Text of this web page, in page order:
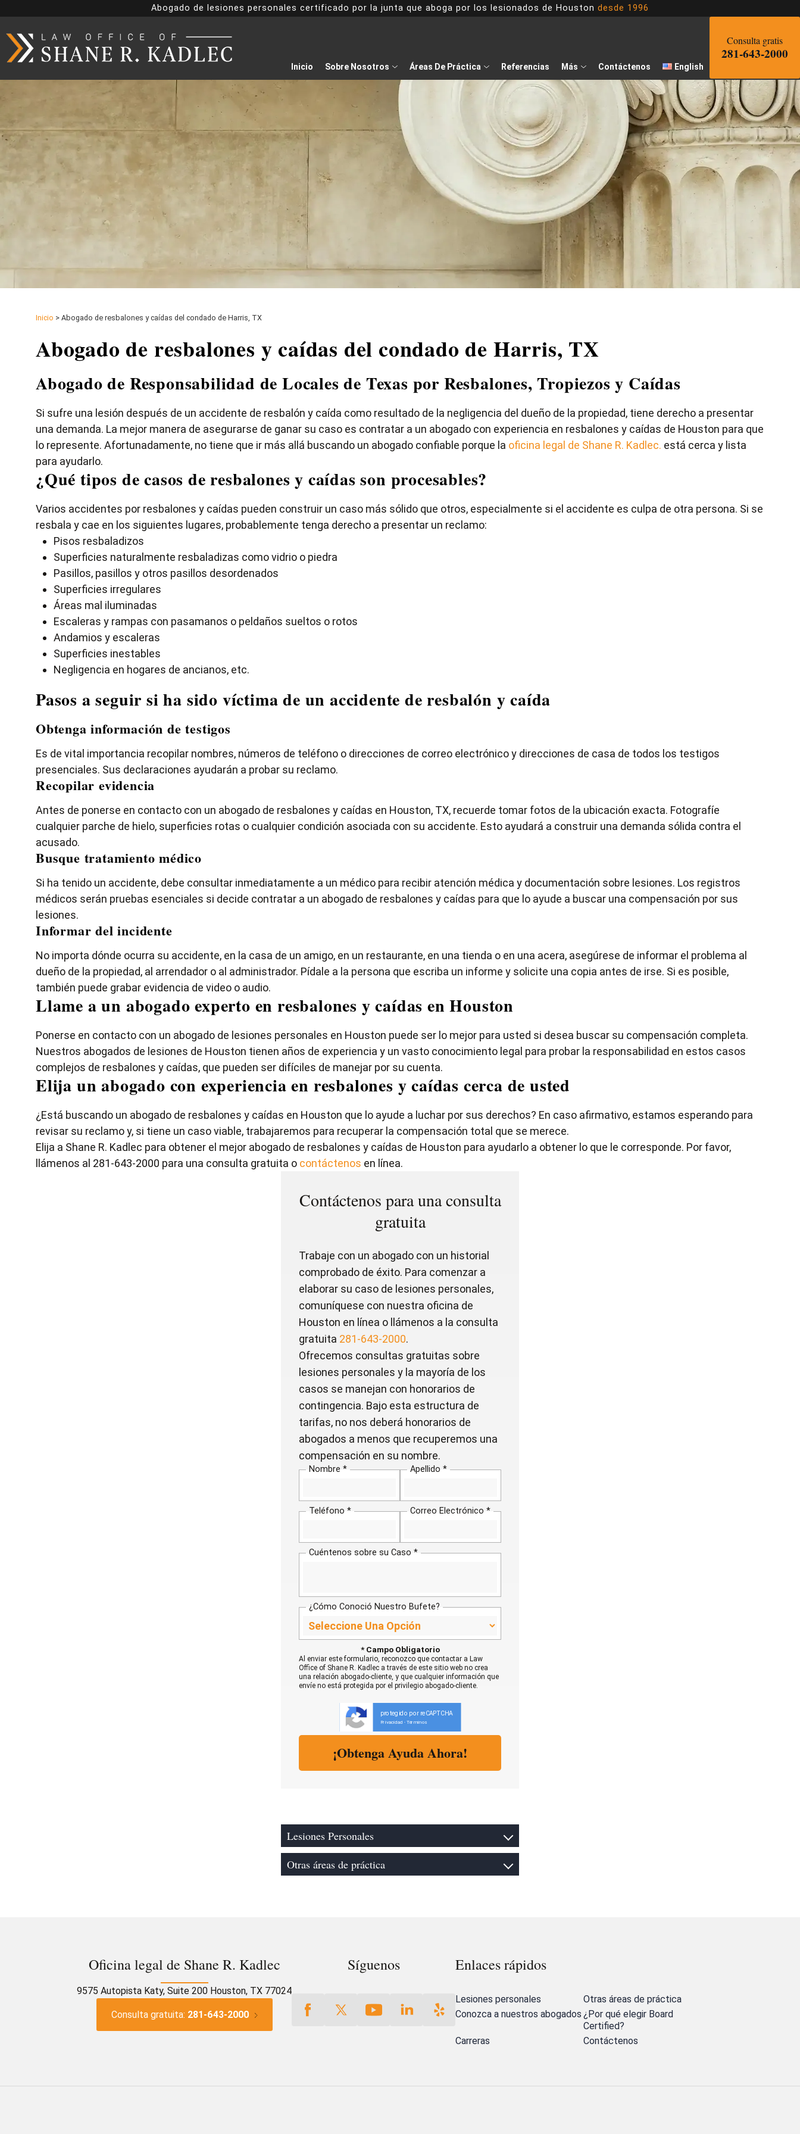
Abogado de lesiones personales certificado por la junta que aboga por los lesionados de Houston desde 1996
Inicio Sobre Nosotros Áreas De Práctica Referencias Más Contáctenos English
Consulta gratis
281-643-2000
Inicio > Abogado de resbalones y caídas del condado de Harris, TX
Abogado de resbalones y caídas del condado de Harris, TX
Abogado de Responsabilidad de Locales de Texas por Resbalones, Tropiezos y Caídas
Si sufre una lesión después de un accidente de resbalón y caída como resultado de la negligencia del dueño de la propiedad, tiene derecho a presentar
una demanda. La mejor manera de asegurarse de ganar su caso es contratar a un abogado con experiencia en resbalones y caídas de Houston para que
lo represente. Afortunadamente, no tiene que ir más allá buscando un abogado confiable porque la oficina legal de Shane R. Kadlec. está cerca y lista
para ayudarlo.
¿Qué tipos de casos de resbalones y caídas son procesables?
Varios accidentes por resbalones y caídas pueden construir un caso más sólido que otros, especialmente si el accidente es culpa de otra persona. Si se
resbala y cae en los siguientes lugares, probablemente tenga derecho a presentar un reclamo:
Pisos resbaladizos
Superficies naturalmente resbaladizas como vidrio o piedra
Pasillos, pasillos y otros pasillos desordenados
Superficies irregulares
Áreas mal iluminadas
Escaleras y rampas con pasamanos o peldaños sueltos o rotos
Andamios y escaleras
Superficies inestables
Negligencia en hogares de ancianos, etc.
Pasos a seguir si ha sido víctima de un accidente de resbalón y caída
Obtenga información de testigos
Es de vital importancia recopilar nombres, números de teléfono o direcciones de correo electrónico y direcciones de casa de todos los testigos
presenciales. Sus declaraciones ayudarán a probar su reclamo.
Recopilar evidencia
Antes de ponerse en contacto con un abogado de resbalones y caídas en Houston, TX, recuerde tomar fotos de la ubicación exacta. Fotografíe
cualquier parche de hielo, superficies rotas o cualquier condición asociada con su accidente. Esto ayudará a construir una demanda sólida contra el
acusado.
Busque tratamiento médico
Si ha tenido un accidente, debe consultar inmediatamente a un médico para recibir atención médica y documentación sobre lesiones. Los registros
médicos serán pruebas esenciales si decide contratar a un abogado de resbalones y caídas para que lo ayude a buscar una compensación por sus
lesiones.
Informar del incidente
No importa dónde ocurra su accidente, en la casa de un amigo, en un restaurante, en una tienda o en una acera, asegúrese de informar el problema al
dueño de la propiedad, al arrendador o al administrador. Pídale a la persona que escriba un informe y solicite una copia antes de irse. Si es posible,
también puede grabar evidencia de video o audio.
Llame a un abogado experto en resbalones y caídas en Houston
Ponerse en contacto con un abogado de lesiones personales en Houston puede ser lo mejor para usted si desea buscar su compensación completa.
Nuestros abogados de lesiones de Houston tienen años de experiencia y un vasto conocimiento legal para probar la responsabilidad en estos casos
complejos de resbalones y caídas, que pueden ser difíciles de manejar por su cuenta.
Elija un abogado con experiencia en resbalones y caídas cerca de usted
¿Está buscando un abogado de resbalones y caídas en Houston que lo ayude a luchar por sus derechos? En caso afirmativo, estamos esperando para
revisar su reclamo y, si tiene un caso viable, trabajaremos para recuperar la compensación total que se merece.
Elija a Shane R. Kadlec para obtener el mejor abogado de resbalones y caídas de Houston para ayudarlo a obtener lo que le corresponde. Por favor,
llámenos al 281-643-2000 para una consulta gratuita o contáctenos en línea.
Contáctenos para una consulta
gratuita
Trabaje con un abogado con un historial
comprobado de éxito. Para comenzar a
elaborar su caso de lesiones personales,
comuníquese con nuestra oficina de
Houston en línea o llámenos a la consulta
gratuita 281-643-2000.
Ofrecemos consultas gratuitas sobre
lesiones personales y la mayoría de los
casos se manejan con honorarios de
contingencia. Bajo esta estructura de
tarifas, no nos deberá honorarios de
abogados a menos que recuperemos una
compensación en su nombre.
Nombre * Apellido *
Teléfono * Correo Electrónico *
Cuéntenos sobre su Caso *
¿Cómo Conoció Nuestro Bufete?
* Campo Obligatorio
Al enviar este formulario, reconozco que contactar a Law
Office of Shane R. Kadlec a través de este sitio web no crea
una relación abogado-cliente, y que cualquier información que
envíe no está protegida por el privilegio abogado-cliente.
protegido por reCAPTCHA
Privacidad - Términos
Lesiones Personales
Otras áreas de práctica
Oficina legal de Shane R. Kadlec
9575 Autopista Katy, Suite 200 Houston, TX 77024
Consulta gratuita: 281-643-2000
Síguenos Enlaces rápidos
Lesiones personales
Otras áreas de práctica
Conozca a nuestros abogados ¿Por qué elegir Board
Certified?
Carreras
Contáctenos